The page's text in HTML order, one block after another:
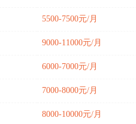
5500-7500元/月
9000-11000元/月
6000-7000元/月
7000-8000元/月
8000-10000元/月